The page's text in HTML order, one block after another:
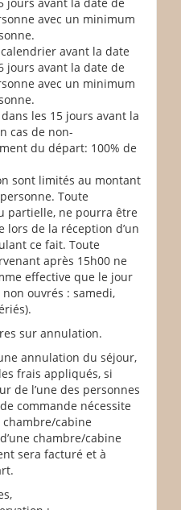
avec un minimum
avant la date
jours avant la date de
avec un minimum
les 15 jours avant la
cas de non-
du départ: 100% de
sont limités au montant
Toute
partielle, ne pourra être
lors de la réception d’un
ce fait. Toute
après 15h00 ne
effective que le jour
ouvrés : samedi,
sur annulation.
annulation du séjour,
frais appliqués, si
de l’une des personnes
commande nécessite
chambre/cabine
chambre/cabine
sera facturé et à